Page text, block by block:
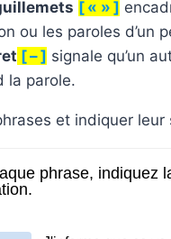
[ « » ]
ou les paroles d’un
[ – ] signale qu’un
la parole.
et indiquer leur